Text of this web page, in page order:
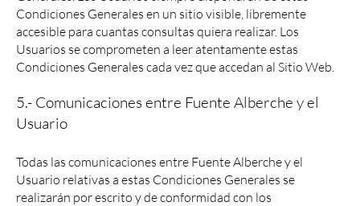
Condiciones Generales en un sitio visible, libremente
accesible para cuantas consultas quiera realizar. Los
Usuarios se comprometen a leer atentamente estas
Condiciones Generales cada vez que accedan al Sitio Web.
5.- Comunicaciones entre Fuente Alberche y el
Usuario
Todas las comunicaciones entre Fuente Alberche y el
Usuario relativas a estas Condiciones Generales se
realizarán por escrito y de conformidad con los